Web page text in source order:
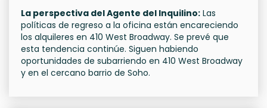
La perspectiva del Agente del Inquilino: Las
políticas de regreso a la oficina están encareciendo
los alquileres en 410 West Broadway. Se prevé que
esta tendencia continúe. Siguen habiendo
oportunidades de subarriendo en 410 West Broadway
y en el cercano barrio de Soho.